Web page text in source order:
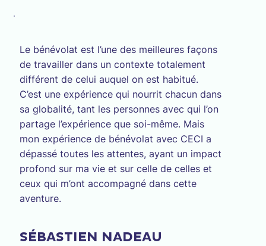
Le bénévolat est l’une des meilleures façons
de travailler dans un contexte totalement
différent de celui auquel on est habitué.
C’est une expérience qui nourrit chacun dans
sa globalité, tant les personnes avec qui l’on
partage l’expérience que soi-même. Mais
mon expérience de bénévolat avec CECI a
dépassé toutes les attentes, ayant un impact
profond sur ma vie et sur celle de celles et
ceux qui m’ont accompagné dans cette
aventure.
SÉBASTIEN NADEAU